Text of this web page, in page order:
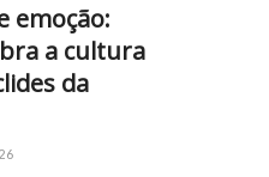
emoção:
a cultura
da